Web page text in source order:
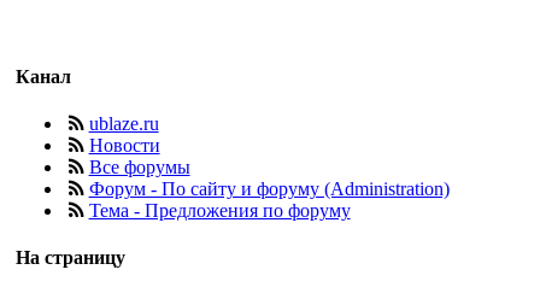
Канал
ublaze.ru
Новости
Все форумы
Форум - По сайту и форуму (Administration)
Тема - Предложения по форуму
На страницу